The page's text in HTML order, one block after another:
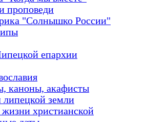
проповеди
"Солнышко России"
епархии
каноны, акафисты
земли
христианской